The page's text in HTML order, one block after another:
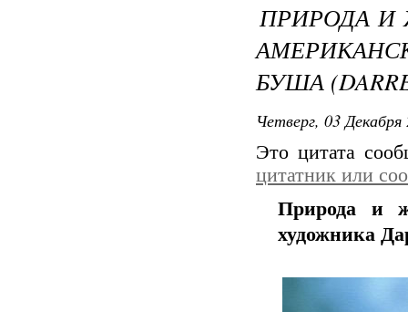
ПРИРОДА И
БУША
Четверг, 03
Это цитата
цитатник или
Природа и
художника